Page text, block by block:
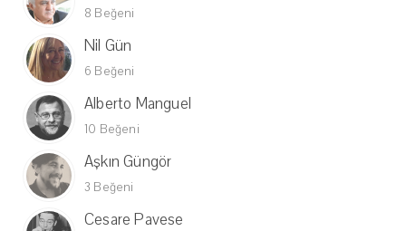
8 Beğeni
Nil Gün
6 Beğeni
Alberto Manguel
10 Beğeni
Aşkın Güngör
3 Beğeni
Cesare Pavese